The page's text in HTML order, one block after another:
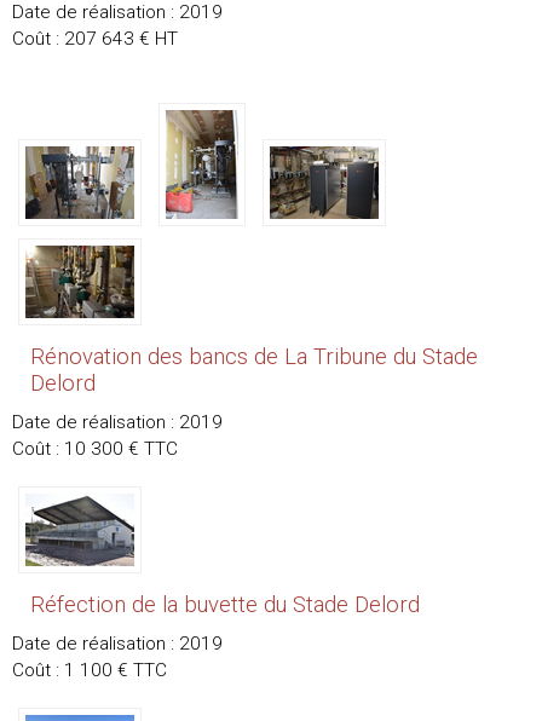
Date de réalisation : 2019
Coût : 207 643 € HT
Rénovation des bancs de La Tribune du Stade
Delord
Date de réalisation : 2019
Coût : 10 300 € TTC
Réfection de la buvette du Stade Delord
Date de réalisation : 2019
Coût : 1 100 € TTC